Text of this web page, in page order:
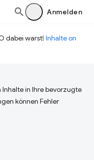
Anmelden
dabei warst! Inhalte on
in Ihre bevorzugte
können Fehler